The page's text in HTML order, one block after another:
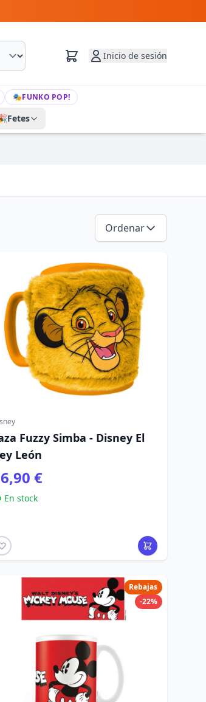
Inicio de sesión
🎭FUNKO POP!
Fetes
Ordenar
Fuzzy Simba - Disney El
León
€
En stock
Rebajas
-22%